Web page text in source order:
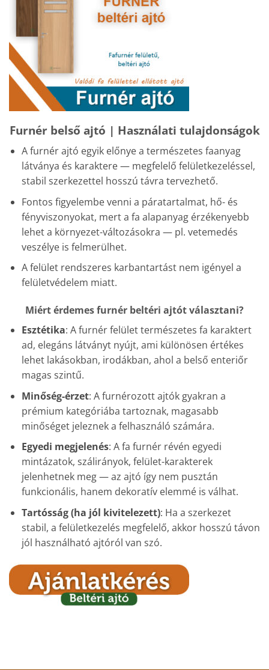
Furnér belső ajtó | Használati tulajdonságok
A furnér ajtó egyik előnye a természetes faanyag
látványa és karaktere — megfelelő felületkezeléssel,
stabil szerkezettel hosszú távra tervezhető.
Fontos figyelembe venni a páratartalmat, hő- és
fényviszonyokat, mert a fa alapanyag érzékenyebb
lehet a környezet-változásokra — pl. vetemedés
veszélye is felmerülhet.
A felület rendszeres karbantartást nem igényel a
felületvédelem miatt.
Miért érdemes furnér beltéri ajtót választani?
Esztétika: A furnér felület természetes fa karaktert
ad, elegáns látványt nyújt, ami különösen értékes
lehet lakásokban, irodákban, ahol a belső enteriőr
magas szintű.
Minőség-érzet: A furnérozott ajtók gyakran a
prémium kategóriába tartoznak, magasabb
minőséget jeleznek a felhasználó számára.
Egyedi megjelenés: A fa furnér révén egyedi
mintázatok, szálirányok, felület-karakterek
jelenhetnek meg — az ajtó így nem pusztán
funkcionális, hanem dekoratív elemmé is válhat.
Tartósság (ha jól kivitelezett): Ha a szerkezet
stabil, a felületkezelés megfelelő, akkor hosszú távon
jól használható ajtóról van szó.